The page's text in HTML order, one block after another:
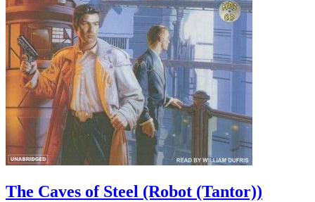
The Caves of Steel (Robot (Tantor))